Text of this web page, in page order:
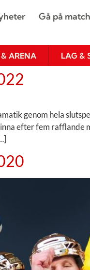
Gå på
ARENA LAG &
genom hela
efter fem rafflande